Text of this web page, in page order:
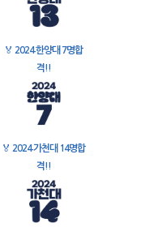
🏅 2024 한양대 7명합
격!!
🏅 2024 가천대 14명합
격!!